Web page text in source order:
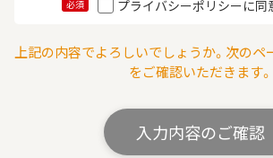
必須 プライバシーポリシーに同
上記の内容でよろしいでしょうか。次の
をご確認いただきます。
入力内容のご確認